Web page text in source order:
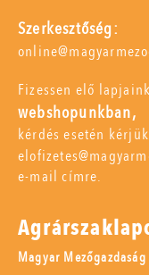
Szerkesztőség:
Fizessen elő
webshopunkban,
kérdés esetén
e-mail címre.
Magyar Mezőgazdaság